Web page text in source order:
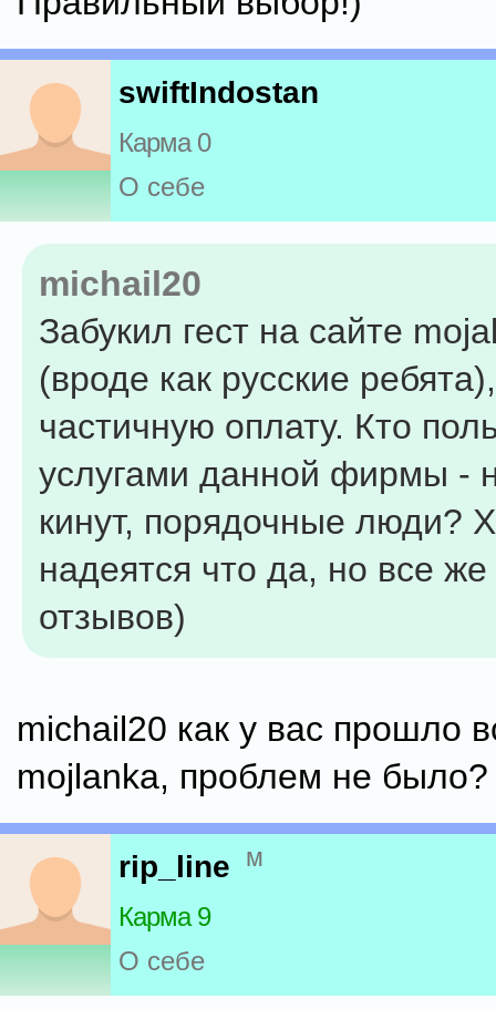
swiftIndostan
Карма 0
О себе
michail20
Забукил гест на сайте
(вроде как русские
частичную оплату. Кто
услугами данной фирмы -
кинут, порядочные люди?
надеятся что да, но все
отзывов)
michail20 как у вас прошло
mojlanka, проблем не было?
rip_line м
Карма 9
О себе